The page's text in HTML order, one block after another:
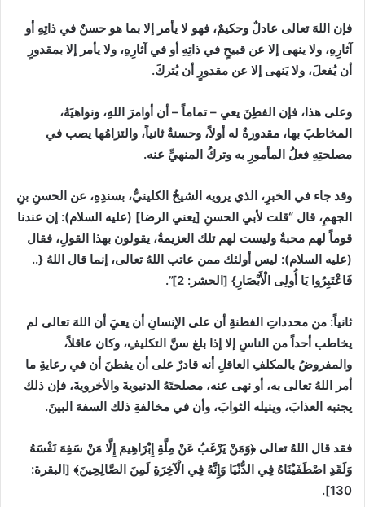
فإن اللهَ تعالى عادلٌ وحكيمٌ، فهو لا يأمر إلا بما هو حسنٌ في ذاتِهِ أو
آثارِهِ، ولا ينهى إلا عن قبيحٍ في ذاتِهِ أو في آثارِهِ، ولا يأمر إلا بمقدورٍ
أن يُفعلَ، ولا يَنهى إلا عن مقدورٍ أن يُتركَ.
وعلى هذا، فإن الفطِنَ يعي –تماماً – أن أوامرَ اللهِ، ونواهيَهُ،
المخاطبَ بها، مقدورةٌ له أولاً، وحسنةٌ ثانياً، والتزامُها يصب في
مصلحتِهِ فعلُ المأمورِ به وتركُ المنهيِّ عنه.
وقد جاء في الخبرِ، الذي يرويه الشيخُ الكلينيُّ، بسندِهِ، عن الحسنِ بنِ
الجهمِ، قال “قلت لأبي الحسنِ [يعني الرضا]
(عليه السلام): إن عندنا
قوماً لهم محبةٌ وليست لهم تلك العزيمةُ، يقولون بهذا القولِ، فقال
(عليه السلام): ليس أولئك ممن عاتب اللهُ تعالى، إنما قال اللهُ {
..
فَاعْتَبِرُوا يَا أُولِى الْأَبْصَارِ }
[ الحشر :
2]”
.
ثانياً: من محدداتِ الفطنةِ أن على الإنسانِ أن يعيَ أن اللهَ تعالى لم
يخاطب أحداً من الناسِ إلا إذا بلغ سنَّ التكليفِ، وكان عاقلاً،
والمفروضُ بالمكلفِ العاقلِ أنه قادرٌ على أن يفطنَ أن في رعايةِ ما
أمر اللهُ تعالى به، أو نهى عنه، مصلحتَهُ الدنيويةَ والأخرويةَ، فإن ذلك
يجنبه العذابَ، وينيله الثوابَ، وأن في مخالفةِ ذلك السفهَ البينَ.
فقد قال اللهُ تعالى ﴿وَمَنْ يَرْغَبُ عَنْ مِلَّةِ إِبْرَاهِيمَ إِلَّا مَنْ ‌سَفِهَ ‌نَفْسَهُ
وَلَقَدِ اصْطَفَيْنَاهُ فِي الدُّنْيَا وَإِنَّهُ فِي الْآخِرَةِ لَمِنَ الصَّالِحِينَ﴾ [ البقرة:
130]
.